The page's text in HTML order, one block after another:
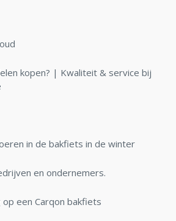
kopen? | Kwaliteit & service bij
in de bakfiets in de winter
en ondernemers.
een Carqon bakfiets